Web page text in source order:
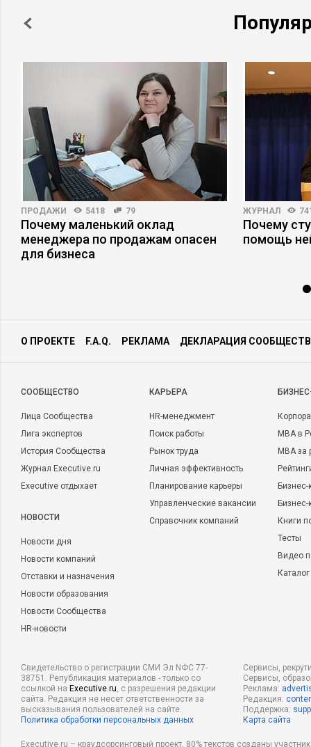
ПРОДАЖИ 5418 79
Почему маленький оклад
менеджера по продажам опасен
для бизнеса
ЖУРНАЛ
Почему
помощь
О ПРОЕКТЕ F.A.Q. РЕКЛАМА ДЕКЛАРАЦИЯ
CООБЩЕСТВО
Лица Сообщества
Лига экспертов
История Сообщества
Журнал Executive.ru
Executive отдыхает
НОВОСТИ
Новости дня
Новости компаний
Отставки и назначения
Новости образования
Новости Сообщества
HR-новости
КАРЬЕРА
HR-менеджмент
Поиск работы
Рынок труда
Личная эффективность
Планирование карьеры
Управленческие вакансии
Справочник компаний
MBA в
MBA
Бизнес-
Книги
Тесты
Видео
Свидетельство о регистрации СМИ Эл NФС 77-
38751. Републикация материалов - только со
ссылкой на Executive.ru, с разрешения редакции
сайта. Редакция не несет ответственности за
высказывания пользователей на сайте.
Политика обработки персональных данных
Сервисы,
Сервисы,
Реклама:
Редакция:
Поддержка:
Карта сайта
Executive.ru – краудсорсинговый проект, 80% текстов созданы